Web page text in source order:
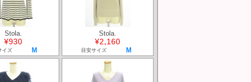
Stola.
¥930
イズ M
Stola.
¥2,160
目安サイズ M